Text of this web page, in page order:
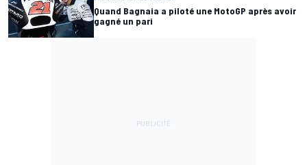
Quand Bagnaia a piloté une MotoGP après avoir
gagné un pari